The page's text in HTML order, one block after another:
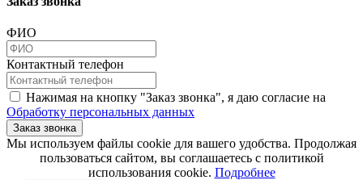
ФИО
Контактный телефон
Нажимая на кнопку "Заказ звонка", я даю согласие на
Обработку персональных данных
Заказ звонка
​​​​​​​Мы используем файлы cookie для вашего удобства. Продолжая
пользоваться сайтом, вы соглашаетесь с политикой
использования cookie.​​​​​​​ Подробнее